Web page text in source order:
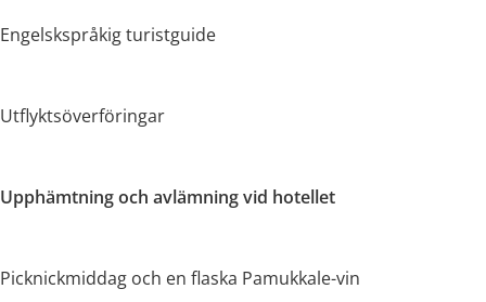
Engelskspråkig turistguide
Utflyktsöverföringar
Upphämtning och avlämning vid hotellet
Picknickmiddag och en flaska Pamukkale-vin